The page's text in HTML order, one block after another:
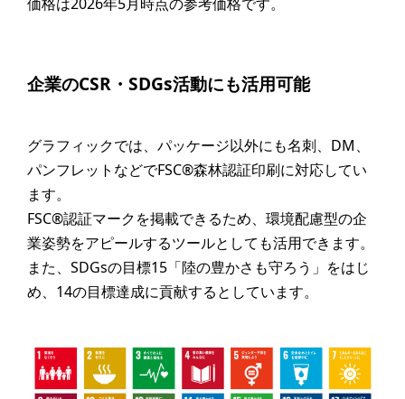
企業のCSR・SDGs活動にも活用可能
グラフィックでは、パッケージ以外にも名刺、DM、
パンフレットなどでFSC®森林認証印刷に対応してい
ます。
FSC®認証マークを掲載できるため、環境配慮型の企
業姿勢をアピールするツールとしても活用できます。
また、SDGsの目標15「陸の豊かさも守ろう」をはじ
め、14の目標達成に貢献するとしています。